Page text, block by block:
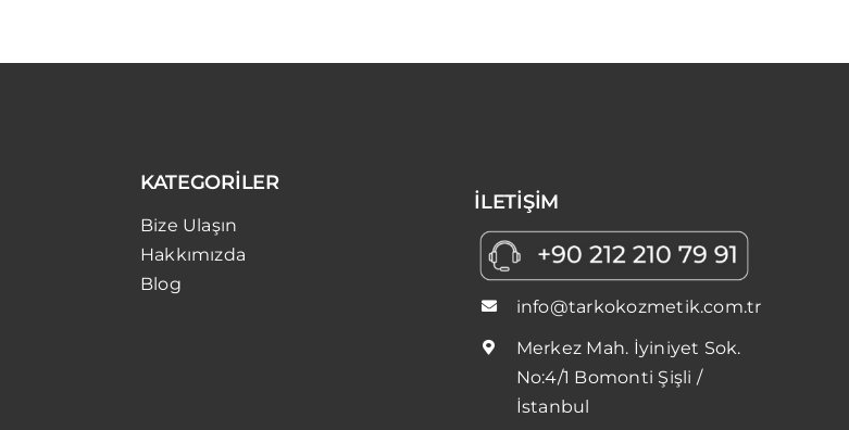
KATEGORİLER
Bize Ulaşın
Hakkımızda
Blog
İLETİŞİM
info@tarkokozmetik.com.tr
Merkez Mah. İyiniyet Sok.
No:4/1 Bomonti Şişli /
İstanbul